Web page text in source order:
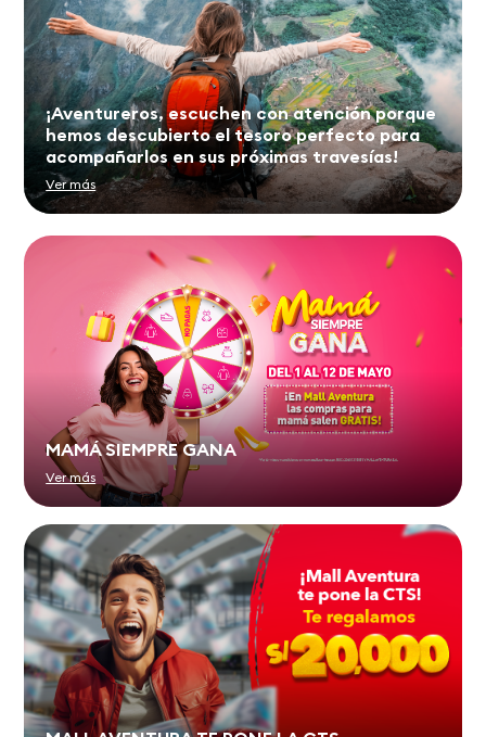
¡Aventureros, escuchen con atención porque
hemos descubierto el tesoro perfecto para
acompañarlos en sus próximas travesías! ️
Ver más
MAMÁ SIEMPRE GANA
Ver más